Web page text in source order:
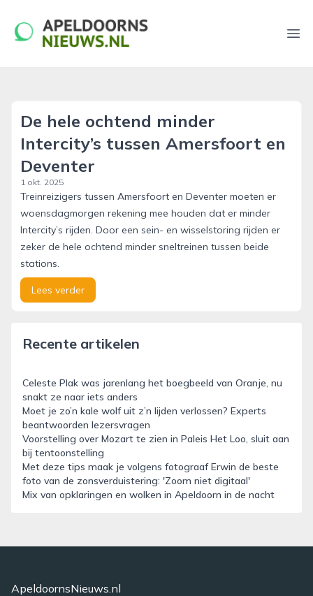
apeldoornsnieuws.nl
De hele ochtend minder
Intercity’s tussen Amersfoort en
Deventer
1 okt. 2025
Treinreizigers tussen Amersfoort en Deventer moeten er
woensdagmorgen rekening mee houden dat er minder
Intercity’s rijden. Door een sein- en wisselstoring rijden er
zeker de hele ochtend minder sneltreinen tussen beide
stations.
Lees verder
Recente artikelen
Celeste Plak was jarenlang het boegbeeld van Oranje, nu
snakt ze naar iets anders
Moet je zo’n kale wolf uit z’n lijden verlossen? Experts
beantwoorden lezersvragen
Voorstelling over Mozart te zien in Paleis Het Loo, sluit aan
bij tentoonstelling
Met deze tips maak je volgens fotograaf Erwin de beste
foto van de zonsverduistering: 'Zoom niet digitaal'
Mix van opklaringen en wolken in Apeldoorn in de nacht
ApeldoornsNieuws.nl